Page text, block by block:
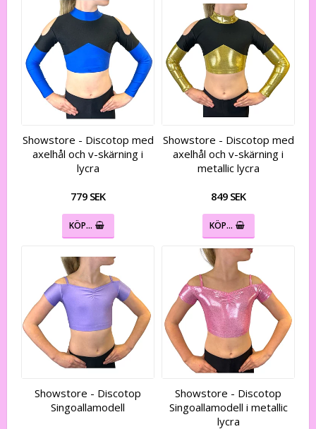
Showstore - Discotop med
axelhål och v-skärning i
lycra
779 SEK
KÖP…
Showstore - Discotop med
axelhål och v-skärning i
metallic lycra
849 SEK
KÖP…
Showstore - Discotop
Singoallamodell
Showstore - Discotop
Singoallamodell i metallic
lycra